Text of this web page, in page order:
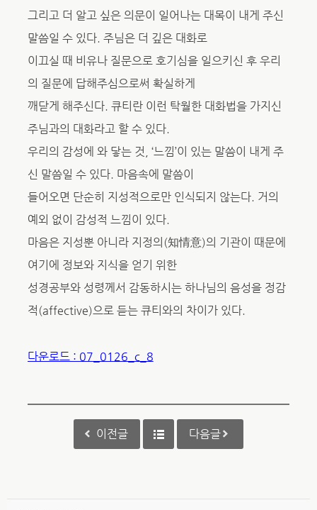
그리고 더 알고 싶은 의문이 일어나는 대목이 내게 주신
말씀일 수 있다. 주님은 더 깊은 대화로
이끄실 때 비유나 질문으로 호기심을 일으키신 후 우리
의 질문에 답해주심으로써 확실하게
깨닫게 해주신다. 큐티란 이런 탁월한 대화법을 가지신
주님과의 대화라고 할 수 있다.
우리의 감성에 와 닿는 것, ‘느낌’이 있는 말씀이 내게 주
신 말씀일 수 있다. 마음속에 말씀이
들어오면 단순히 지성적으로만 인식되지 않는다. 거의
예외 없이 감성적 느낌이 있다.
마음은 지성뿐 아니라 지정의(知情意)의 기관이 때문에
여기에 정보와 지식을 얻기 위한
성경공부와 성령께서 감동하시는 하나님의 음성을 정감
적(affective)으로 듣는 큐티와의 차이가 있다.
다운로드 : 07_0126_c_8
이전글 다음글